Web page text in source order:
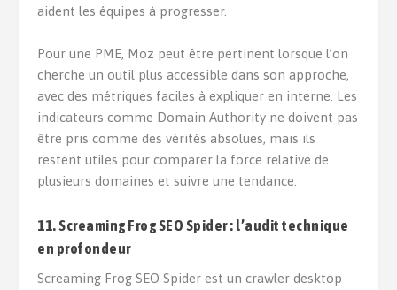
aident les équipes à progresser.
Pour une PME, Moz peut être pertinent lorsque l’on
cherche un outil plus accessible dans son approche,
avec des métriques faciles à expliquer en interne. Les
indicateurs comme Domain Authority ne doivent pas
être pris comme des vérités absolues, mais ils
restent utiles pour comparer la force relative de
plusieurs domaines et suivre une tendance.
11. Screaming Frog SEO Spider : l’audit technique
en profondeur
Screaming Frog SEO Spider est un crawler desktop